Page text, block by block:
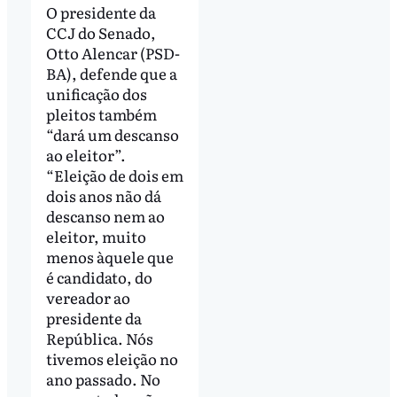
O presidente da
CCJ do Senado,
Otto Alencar (PSD-
BA), defende que a
unificação dos
pleitos também
“dará um descanso
ao eleitor”.
“Eleição de dois em
dois anos não dá
descanso nem ao
eleitor, muito
menos àquele que
é candidato, do
vereador ao
presidente da
República. Nós
tivemos eleição no
ano passado. No